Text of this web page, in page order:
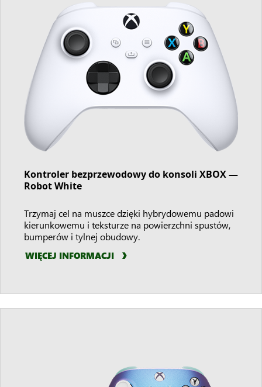
Kontroler bezprzewodowy do konsoli XBOX —
Robot White
Trzymaj cel na muszce dzięki hybrydowemu padowi
kierunkowemu i teksturze na powierzchni spustów,
bumperów i tylnej obudowy.
WIĘCEJ INFORMACJI